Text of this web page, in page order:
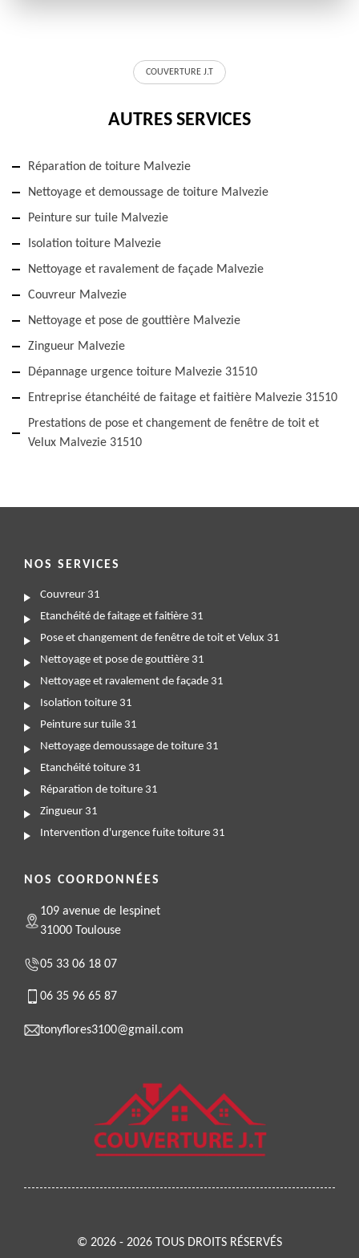
COUVERTURE J.T
AUTRES SERVICES
Réparation de toiture Malvezie
Nettoyage et demoussage de toiture Malvezie
Peinture sur tuile Malvezie
Isolation toiture Malvezie
Nettoyage et ravalement de façade Malvezie
Couvreur Malvezie
Nettoyage et pose de gouttière Malvezie
Zingueur Malvezie
Dépannage urgence toiture Malvezie 31510
Entreprise étanchéité de faitage et faitière Malvezie 31510
Prestations de pose et changement de fenêtre de toit et
Velux Malvezie 31510
NOS SERVICES
Couvreur 31
Etanchéité de faitage et faitière 31
Pose et changement de fenêtre de toit et Velux 31
Nettoyage et pose de gouttière 31
Nettoyage et ravalement de façade 31
Isolation toiture 31
Peinture sur tuile 31
Nettoyage demoussage de toiture 31
Etanchéité toiture 31
Réparation de toiture 31
Zingueur 31
Intervention d'urgence fuite toiture 31
NOS COORDONNÉES
109 avenue de lespinet
31000 Toulouse
05 33 06 18 07
06 35 96 65 87
tonyflores3100@gmail.com
© 2026 - 2026 TOUS DROITS RÉSERVÉS